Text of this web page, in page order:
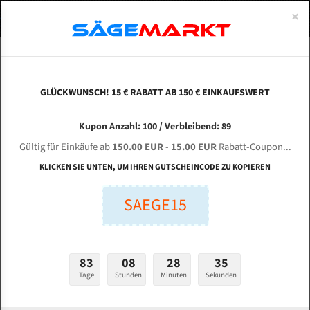
MT BDC-420 für 5800 mm Bi-Metall
Bandsägeblätter
Länge (mm):
Stärken + Zahnteilung:
mm
ABOUTS
ENGLISH
Bi-Metall Meterware
Fleischerei Bandsägeblätter
Bandmesser Glatt Meterware
Konvex Meterware
×
GLÜCKWUNSCH! 15 € RABATT AB 150 € EINKAUFSWERT
Kupon Anzahl: 100 / Verbleibend: 89
Gültig für Einkäufe ab150.00 EUR- 15.00 EURRabatt-Coupon...
KLICKEN SIE UNTEN, UM IHREN GUTSCHEINCODE ZU KOPIEREN
SAEGE15
83
Tage
08
Stunden
28
Minuten
34
Sekunden